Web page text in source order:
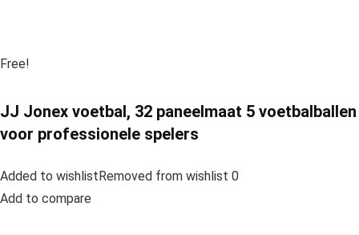
Free!
JJ Jonex voetbal, 32 paneelmaat 5 voetbalballen
voor professionele spelers
Added to wishlistRemoved from wishlist 0
Add to compare